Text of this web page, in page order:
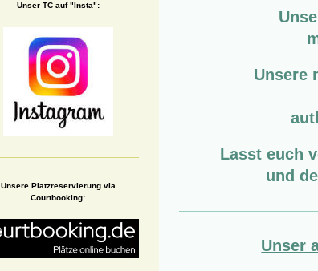
Unsere
Lasst euch
und
Unser
Unser TC auf "Insta":
Unsere Platzreservierung via
Courtbooking: